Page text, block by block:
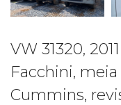
VW 31320,
Facchini,
Cummins,